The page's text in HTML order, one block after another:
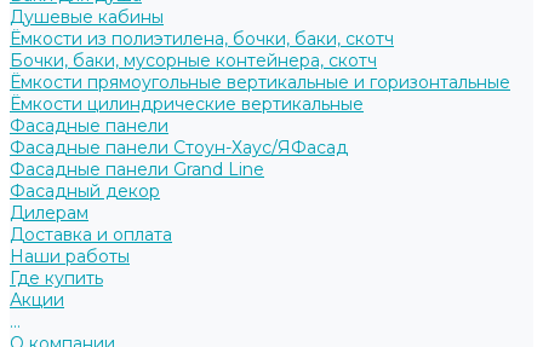
Душевые кабины
Ёмкости из полиэтилена, бочки, баки, скотч
Бочки, баки, мусорные контейнера, скотч
Ёмкости прямоугольные вертикальные и горизонтальные
Ёмкости цилиндрические вертикальные
Фасадные панели
Фасадные панели Стоун-Хаус/ЯФасад
Фасадные панели Grand Line
Фасадный декор
Дилерам
Доставка и оплата
Наши работы
Где купить
Акции
...